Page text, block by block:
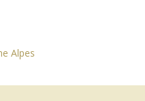
Alpes